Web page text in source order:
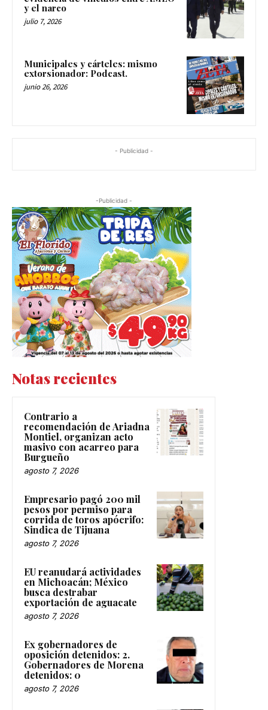
y el narco
julio 7, 2026
Municipales y cárteles: mismo
extorsionador: Podcast.
junio 26, 2026
- Publicidad -
-Publicidad -
Notas recientes
Contrario a
recomendación de Ariadna
Montiel, organizan acto
masivo con acarreo para
Burgueño
agosto 7, 2026
Empresario pagó 200 mil
pesos por permiso para
corrida de toros apócrifo:
Sindica de Tijuana
agosto 7, 2026
EU reanudará actividades
en Michoacán; México
busca destrabar
exportación de aguacate
agosto 7, 2026
Ex gobernadores de
oposición detenidos: 2.
Gobernadores de Morena
detenidos: 0
agosto 7, 2026